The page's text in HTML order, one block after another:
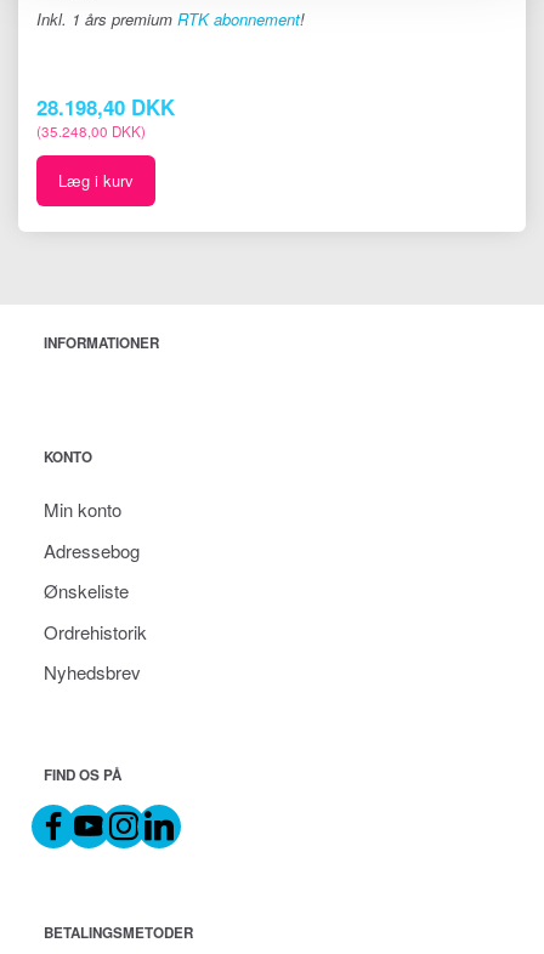
Inkl. 1 års premium RTK abonnement!
28.198,40 DKK
(35.248,00 DKK)
Læg i kurv
INFORMATIONER
KONTO
Min konto
Adressebog
Ønskeliste
Ordrehistorik
Nyhedsbrev
FIND OS PÅ
BETALINGSMETODER